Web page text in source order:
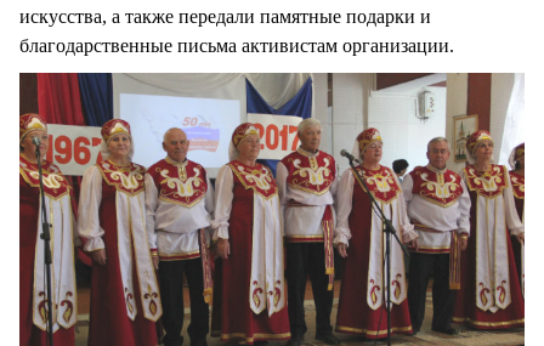
искусства, а также передали памятные подарки и
благодарственные письма активистам организации.